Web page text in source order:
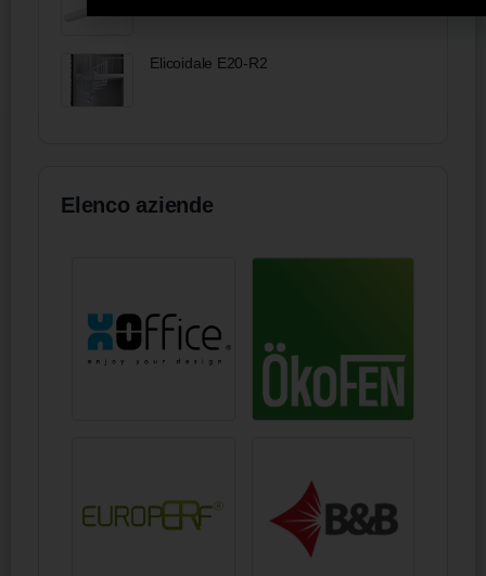
Elicoidale E20-R2
Elenco aziende